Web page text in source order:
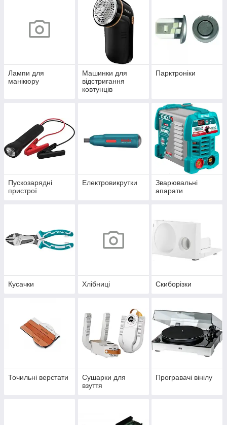
Лампи для
манікюру
Машинки для
відстригання
ковтунців
Парктроніки
Пускозарядні
пристрої
Електровикрутки
Зварювальні
апарати
Кусачки Хлібниці Скиборізки
Точильні верстати
Сушарки для
взуття
Програвачі вінілу